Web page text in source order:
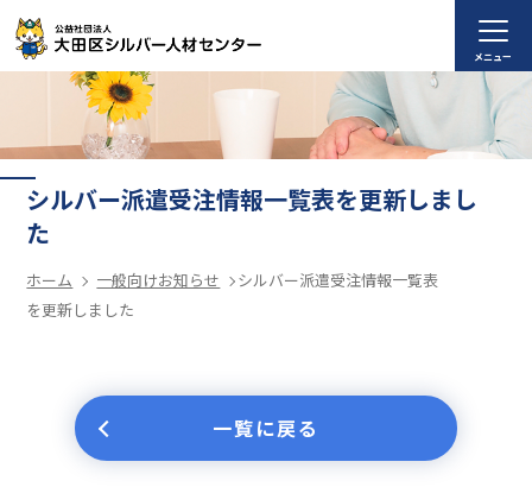
メニュー
シルバー派遣受注情報一覧表を更新しまし
た
ホーム 一般向けお知らせ
シルバー派遣受注情報一覧表
を更新しました
一覧に戻る